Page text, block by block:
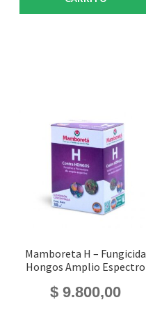
Mamboreta H – Fungicida
Hongos Amplio Espectro
$ 9.800,00